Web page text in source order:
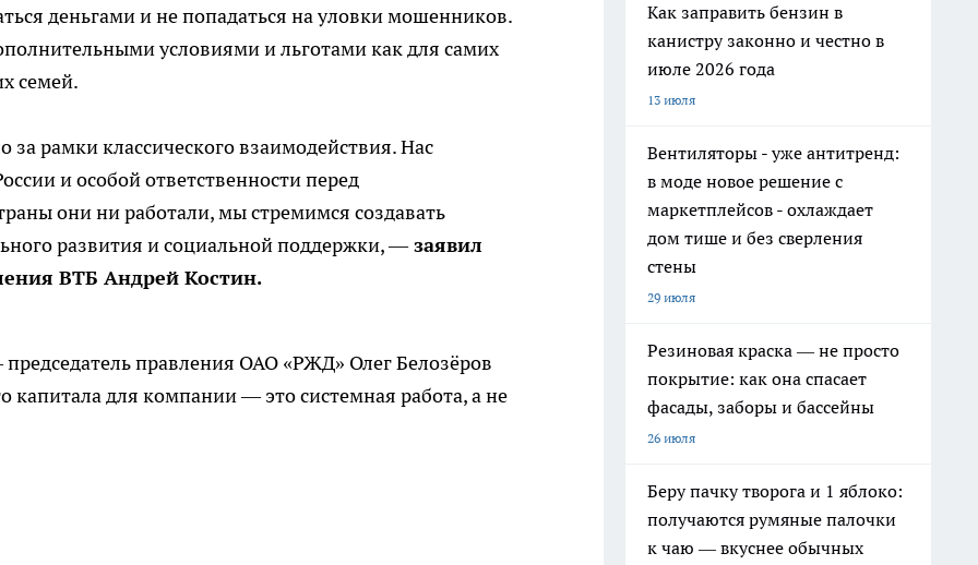
деньгами и не попадаться на уловки мошенников.
условиями и льготами как для самих
семей.
рамки классического взаимодействия. Нас
и особой ответственности перед
они ни работали, мы стремимся создавать
развития и социальной поддержки, —заявил
ВТБ Андрей Костин.
правления ОАО «РЖД» Олег Белозёров
капитала для компании — это системная работа, а не
Как заправить бензин в
канистру законно и честно в
июле 2026 года
13 июля
Вентиляторы - уже антитренд:
в моде новое решение с
маркетплейсов - охлаждает
дом тише и без сверления
стены
29 июля
Резиновая краска — не просто
покрытие: как она спасает
фасады, заборы и бассейны
26 июля
Беру пачку творога и 1 яблоко:
получаются румяные палочки
к чаю — вкуснее обычных